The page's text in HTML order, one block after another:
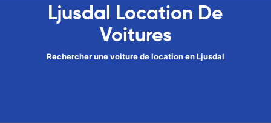
Ljusdal Location De
Voitures
Rechercher une voiture de location en Ljusdal